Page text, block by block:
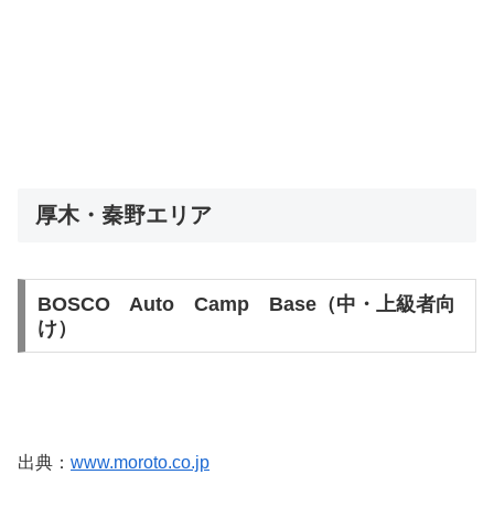
厚木・秦野エリア
BOSCO Auto Camp Base（中・上級者向
け）
出典： www.moroto.co.jp